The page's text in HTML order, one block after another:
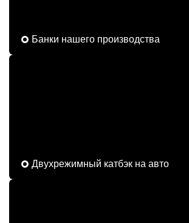
Банки нашего производства
Двухрежимный катбэк на авто